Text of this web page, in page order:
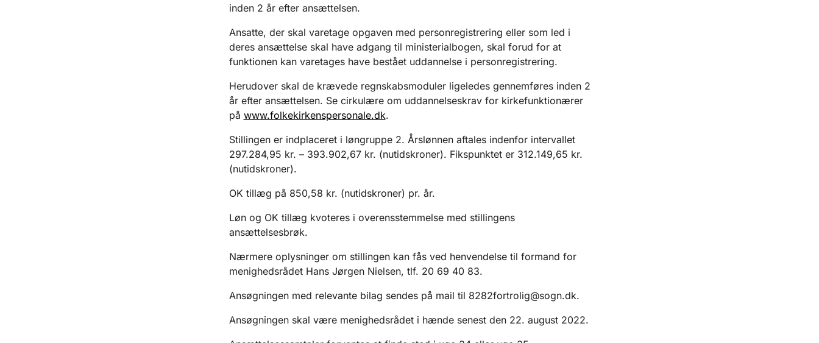
inden 2 år efter ansættelsen.
Ansatte, der skal varetage opgaven med personregistrering eller som led i
deres ansættelse skal have adgang til ministerialbogen, skal forud for at
funktionen kan varetages have bestået uddannelse i personregistrering.
Herudover skal de krævede regnskabsmoduler ligeledes gennemføres inden 2
år efter ansættelsen. Se cirkulære om uddannelseskrav for kirkefunktionærer
på www.folkekirkenspersonale.dk.
Stillingen er indplaceret i løngruppe 2. Årslønnen aftales indenfor intervallet
297.284,95 kr. – 393.902,67 kr. (nutidskroner). Fikspunktet er 312.149,65 kr.
(nutidskroner).
OK tillæg på 850,58 kr. (nutidskroner) pr. år.
Løn og OK tillæg kvoteres i overensstemmelse med stillingens
ansættelsesbrøk.
Nærmere oplysninger om stillingen kan fås ved henvendelse til formand for
menighedsrådet Hans Jørgen Nielsen, tlf. 20 69 40 83.
Ansøgningen med relevante bilag sendes på mail til 8282fortrolig@sogn.dk.
Ansøgningen skal være menighedsrådet i hænde senest den 22. august 2022.